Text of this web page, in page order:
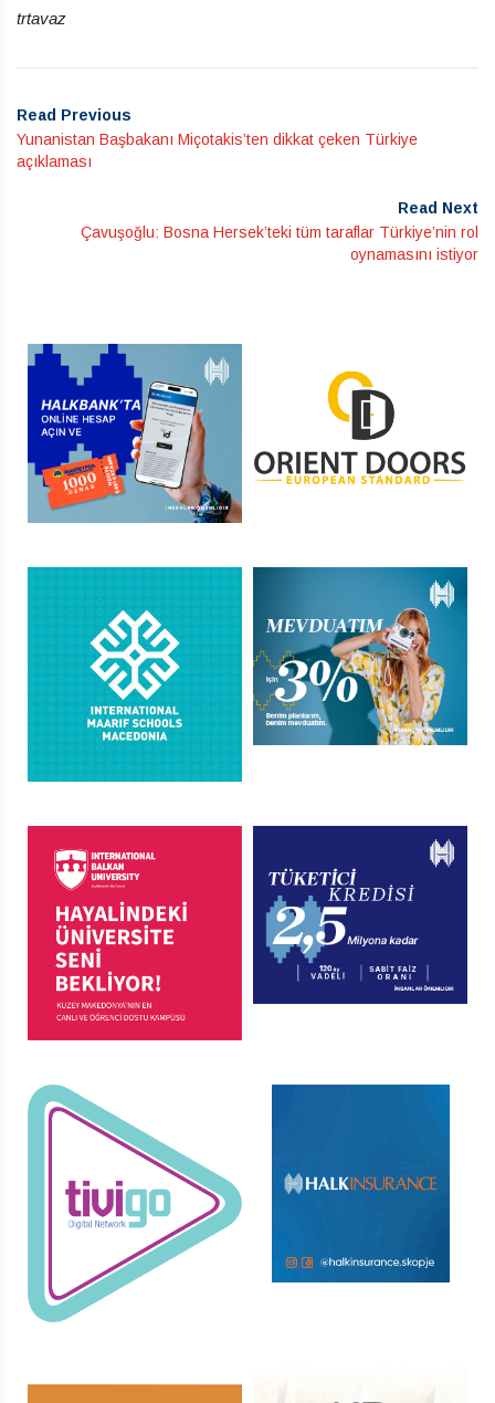
trtavaz
Read Previous
Yunanistan Başbakanı Miçotakis’ten dikkat çeken Türkiye
açıklaması
Read Next
Çavuşoğlu: Bosna Hersek’teki tüm taraflar Türkiye’nin rol
oynamasını istiyor